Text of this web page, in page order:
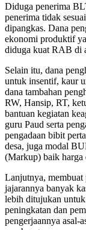
Diduga penerima
penerima tidak
dipangkas. Dana
ekonomi produktif
diduga kuat RAB di
Selain itu, dana
untuk insentif, kaur
dana tambahan
RW, Hansip, RT,
bantuan kegiatan
guru Paud serta
pengadaan bibit
desa, juga modal
(Markup) baik harga
Lanjutnya, membuat
jajarannya banyak
lebih ditujukan untuk
peningkatan dan
pengerjaannya asal-